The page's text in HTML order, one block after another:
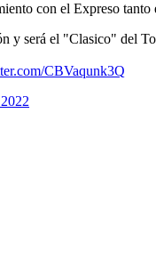
con el Expreso
y será el "Clasico" del
CBVaqunk3Q